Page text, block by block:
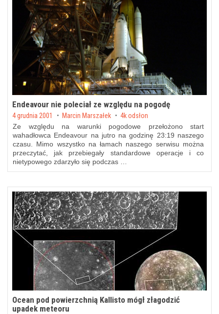
Endeavour nie poleciał ze względu na pogodę
Posted on
4 grudnia 2001 by Marcin Marszałek 4k odsłon
Ze względu na warunki pogodowe przełożono start
wahadłowca Endeavour na jutro na godzinę 23:19 naszego
czasu. Mimo wszystko na łamach naszego serwisu można
przeczytać, jak przebiegały standardowe operacje i co
nietypowego zdarzyło się podczas …
Ocean pod powierzchnią Kallisto mógł złagodzić
upadek meteoru